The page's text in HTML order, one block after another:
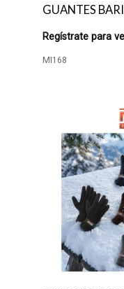
GUANTES
Regístrate para
MI168